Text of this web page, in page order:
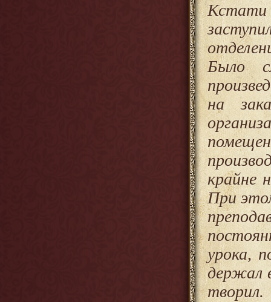
Было
на
крайне
При
урока,
держал
творил.